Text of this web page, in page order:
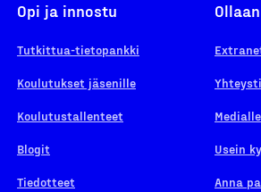
Opi ja innostu
Tutkittua-tietopankki
Koulutukset jäsenille
Koulutustallenteet
Blogit
Tiedotteet
Medialle
Usein
Anna